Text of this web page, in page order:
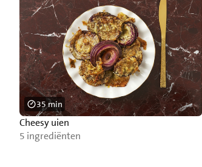
Cheesy uien
5 ingrediënten
35 min